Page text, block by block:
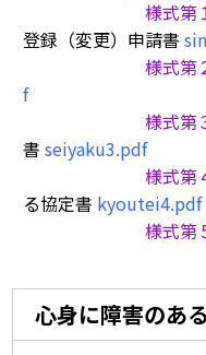
様式第１
登録（変更）申請書
様式第２
f
様式第
書seiyaku3.pdf
様式第
る協定書 kyoutei4.pdf
様式第
心身に障害のあ